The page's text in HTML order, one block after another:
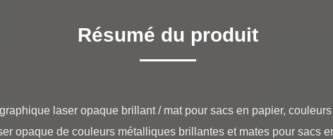
Résumé du produit
opaque de couleurs métalliques brillantes et mates pour sacs